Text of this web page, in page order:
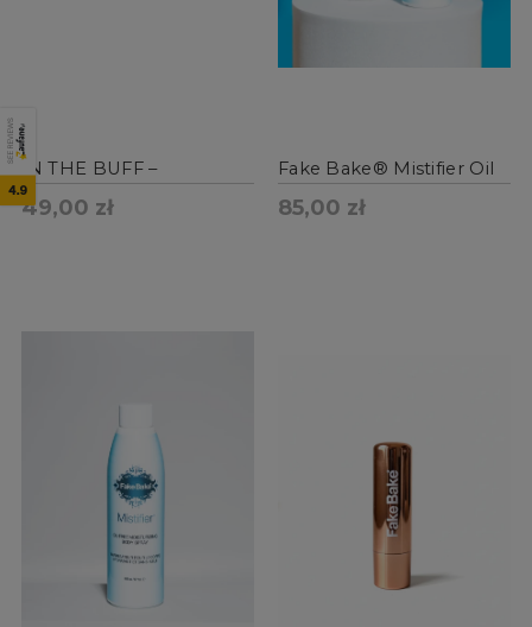
IN THE BUFF –
dwustronna rękawica
peelengująca
49,00 zł
DO KOSZYKA
Fake Bake® Mistifier Oil
Free - mgiełka
nawilżająca + aplikator
85,00 zł
DO KOSZYKA
SEE REVIEWS
4.9